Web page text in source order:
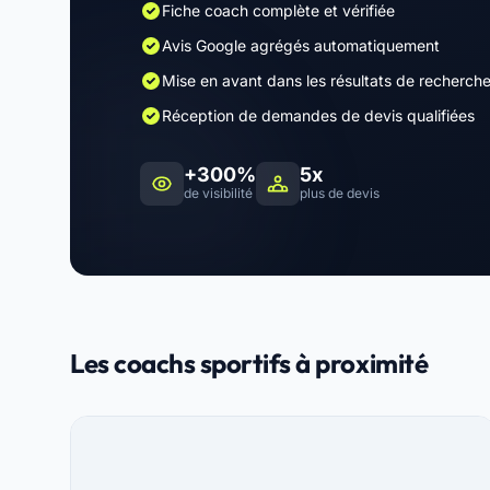
Fiche coach complète et vérifiée
Avis Google agrégés automatiquement
Mise en avant dans les résultats de recherche
Réception de demandes de devis qualifiées
+300%
de visibilité
5x
plus de devis
Les coachs sportifs à proximité